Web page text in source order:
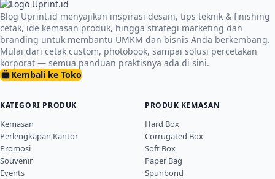
Persiapkan order notecard imlek
jakarta sejak H-30 untuk
menghindari lonjakan antrean
produksi. Simak panduan lengkap
menentukan linimasa, format, dan
ukuran kartu ucapan agar tampilan
hampers terlihat seimbang.
kendaraan dengan cetak blanket
magnet PVC dari Uprint.id. Media
promosi ini praktis dipasang dan
dilepas dalam hitungan detik.
Muat artikel lainnya
… 25 ›
Gable Box Finishing Glossy:
Panduan Cetak Kemasan Ber-
dengan cetak gable box finishing glossy di
Uprint.id. Kemasan praktis ber-handle ini membuat
brand recall 34% lebih tinggi serta melindunginya
dari cipratan air.
Popular
Blog Uprint.id menyajikan inspirasi desain, tips teknik & finishing
cetak, ide kemasan produk, hingga strategi marketing dan
branding untuk membantu UMKM dan bisnis Anda berkembang.
Mulai dari cetak custom, photobook, sampai solusi percetakan
korporat — semua panduan praktisnya ada di sini.
Kembali ke Toko
KATEGORI PRODUK
Kemasan
Perlengkapan Kantor
Promosi
Souvenir
Events
PRODUK KEMASAN
Hard Box
Corrugated Box
Soft Box
Paper Bag
Spunbond